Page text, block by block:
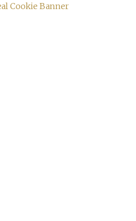
Cookie Banner